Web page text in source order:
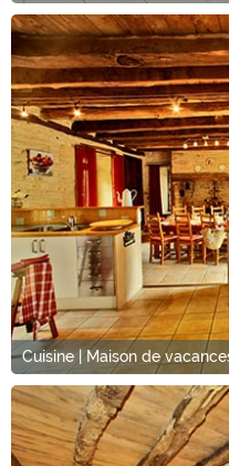
Cuisine | Maison de